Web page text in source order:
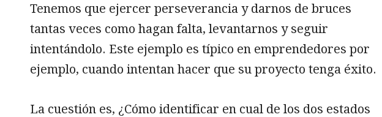
Tenemos que ejercer perseverancia y darnos de bruces
tantas veces como hagan falta, levantarnos y seguir
intentándolo. Este ejemplo es típico en emprendedores por
ejemplo, cuando intentan hacer que su proyecto tenga éxito.
La cuestión es, ¿Cómo identificar en cual de los dos estados